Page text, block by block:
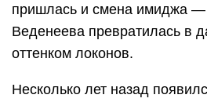
пришлась и смена имиджа —
Веденеева превратилась в
оттенком локонов.
Несколько лет назад